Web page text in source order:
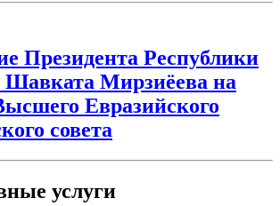
Президента Республики
Шавката Мирзиёева на
Евразийского
совета
услуги